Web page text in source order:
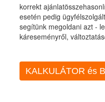
korrekt
esetén pedig
segítünk megoldani azt -
káreseményről,
KALKULÁTOR és